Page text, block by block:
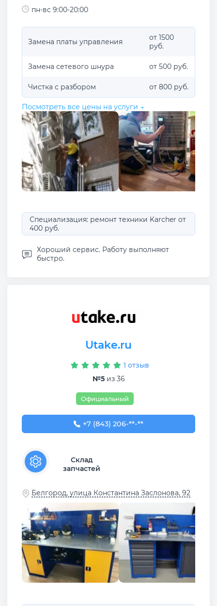
пн-вс 9:00-20:00
Замена платы управления
от 1500
руб.
Замена сетевого шнура от 500 руб.
Чистка с разбором от 800 руб.
Посмотреть все цены на услуги →
Специализация: ремонт техники Karcher от
400 руб.
Хороший сервис. Работу выполняют
быстро.
Utake.ru
1 отзыв
№5из 36
Официальный
+7 (843) 206-03-65
+7 (843) 206-**-**
Склад
запчастей
Белгород, улица Константина Заслонова, 92